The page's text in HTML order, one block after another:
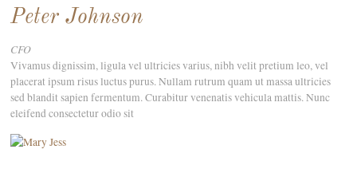
Peter Johnson
CFO
Vivamus dignissim, ligula vel ultricies varius, nibh velit pretium leo, vel
placerat ipsum risus luctus purus. Nullam rutrum quam ut massa ultricies
sed blandit sapien fermentum. Curabitur venenatis vehicula mattis. Nunc
eleifend consectetur odio sit